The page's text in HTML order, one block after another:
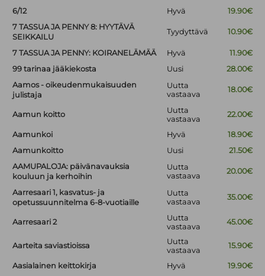
6/12 Hyvä
19.90€
7 TASSUA JA PENNY 8: HYYTÄVÄ
SEIKKAILU
Tyydyttävä 10.90€
7 TASSUA JA PENNY: KOIRANELÄMÄÄ Hyvä
11.90€
99 tarinaa jääkiekosta
Uusi
28.00€
Aamos - oikeudenmukaisuuden
julistaja
Uutta
vastaava
18.00€
Aamun koitto
Uutta
vastaava
22.00€
Aamunkoi Hyvä
18.90€
Aamunkoitto
Uusi
21.50€
AAMUPALOJA: päivänavauksia
kouluun ja kerhoihin
Uutta
vastaava
20.00€
Aarresaari 1, kasvatus- ja
opetussuunnitelma 6-8-vuotiaille
Uutta
vastaava
35.00€
Aarresaari 2
Uutta
vastaava
45.00€
Aarteita saviastioissa
Uutta
vastaava
15.90€
Aasialainen keittokirja Hyvä
19.90€